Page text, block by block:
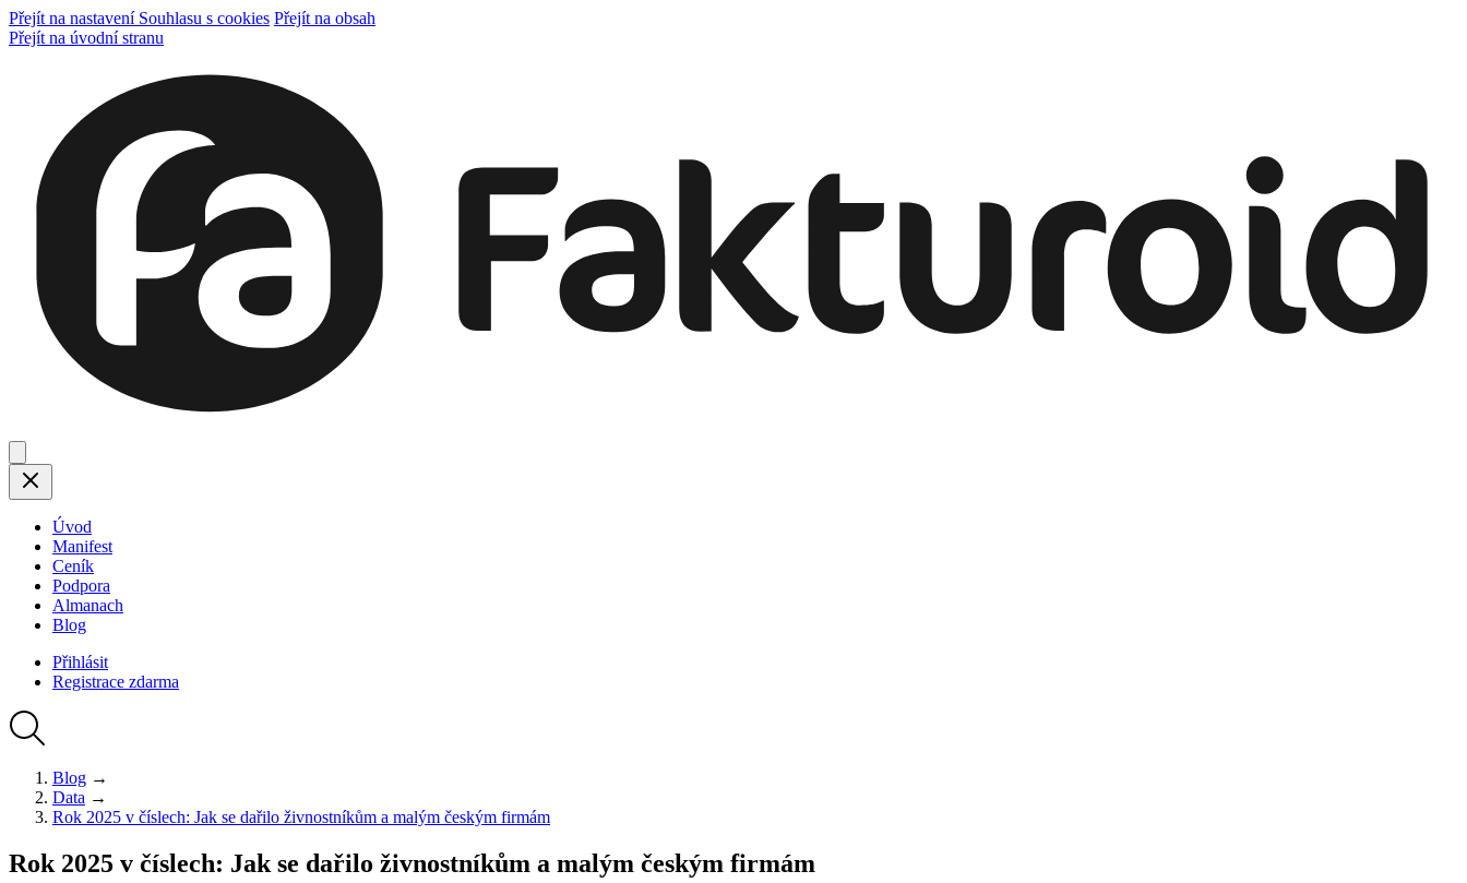
Přejít na nastavení Souhlasu s cookies Přejít na obsah
Přejít na úvodní stranu
Úvod
Manifest
Ceník
Podpora
Almanach
Blog
Přihlásit
Registrace zdarma
Blog →
Data →
Rok 2025 v číslech: Jak se dařilo živnostníkům a malým českým firmám
Rok 2025 v číslech: Jak se dařilo živnostníkům a malým českým firmám